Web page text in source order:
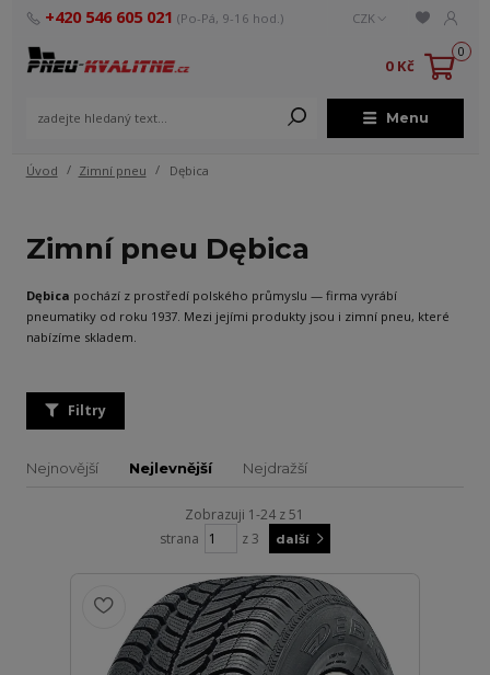
Menu
CZK
+420 546 605 021 (Po-Pá, 9-16 hod.)
0
0 Kč
Úvod Zimní pneu Dębica
Zimní pneu Dębica
Dębica pochází z prostředí polského průmyslu — firma vyrábí
pneumatiky od roku 1937. Mezi jejími produkty jsou i zimní pneu, které
nabízíme skladem.
Filtry
Nejnovější Nejlevnější Nejdražší
Zobrazuji 1-24 z 51
strana
z 3 další